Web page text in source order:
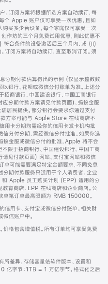
订阅方案将根据所选方案自动续订，每
Apple 账户仅可享受一次优惠，且如
买多少台设备，每个家庭仅可享受一次
作坊的三个月免费试用优惠，则此优惠不
符合条件的设备激活后三个月内，或 (ii)
阅方案将自动续订，直至取消订阅。须
分期付款估算得出的示例 (仅显示整数数
银行、花呗或微信分付账单为准。上述分
商银行、中国建设银行、中国工商银行
应分期付款方案请见付款页面)、蚂蚁金服
居民提供。部分银行会要求你通过支付
方案可能与 Apple Store 在线商店不
用卡分期均需经你的信用卡发卡机构批
信分付分期，需经微信分付批准。如果你选
蚁金服或微信分付的批准，Apple 将不会
限于招商银行、中国建设银行、中国工商
请见付款页面) 网站、支付宝网站和微信
单可能需要满足特定金额要求，不同免息
分期付款服务只适用于个人消费者。企业
和 Apple 员工购买计划 (EPP) 适用的分
育商店、EPP 在线商店和企业商店。公
单笔订单最高限额为 RMB 150000。
信用卡、支付宝或微信分付账单。相关财
信账户中。
价格包含增值税。所有订单均可享受免费
差异。存储容量依软件版本、设置和
亿字节；1TB = 1 万亿字节。格式化之后